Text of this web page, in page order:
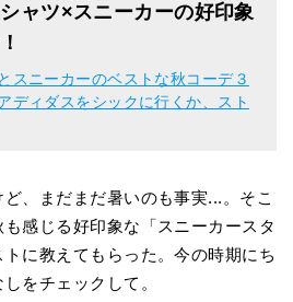
ャツ×スニーカーの好印象
スニーカーのベストな秋コーデ３
ディダスをシックに行くか、スト
、まだまだ暑いのも事実...。そこ
感じる好印象な「スニーカースタ
に教えてもらった。今の時期にち
をチェックして。